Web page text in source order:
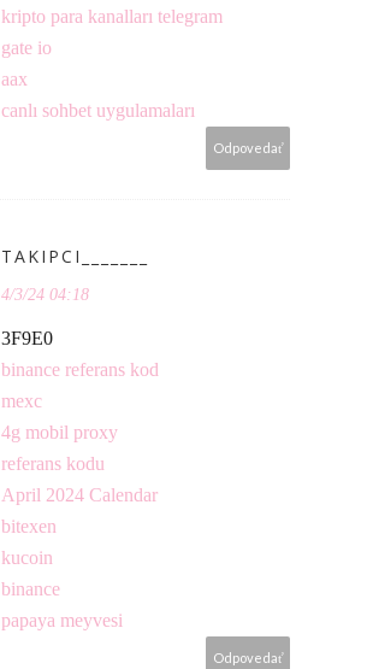
kripto para kanalları telegram
gate io
aax
canlı sohbet uygulamaları
Odpovedať
TAKIPCI_______
4/3/24 04:18
3F9E0
binance referans kod
mexc
4g mobil proxy
referans kodu
April 2024 Calendar
bitexen
kucoin
binance
papaya meyvesi
Odpovedať